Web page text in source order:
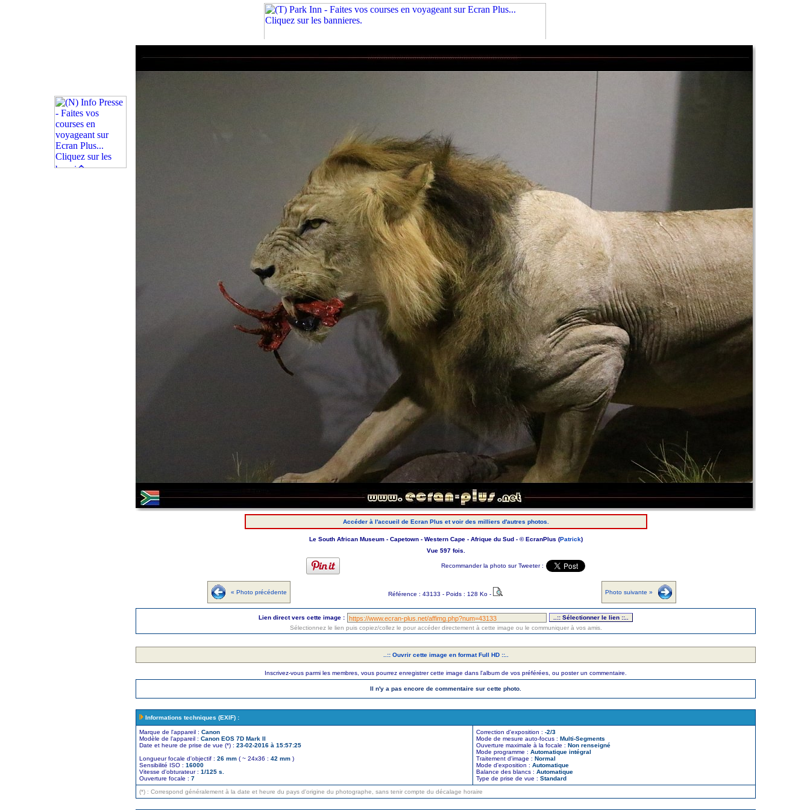
Accéder à l'accueil de Ecran Plus et voir des milliers d'autres photos.
Le South African Museum - Capetown - Western Cape - Afrique du Sud - © EcranPlus (Patrick)
Vue 597 fois.
Recommander la photo sur Tweeter :
« Photo précédente Référence : 43133 - Poids : 128 Ko - Photo suivante »
Lien direct vers cette image :
Sélectionnez le lien puis copiez/collez le pour accéder directement à cette image ou le communiquer à vos amis.
..:: Ouvrir cette image en format Full HD ::..
Inscrivez-vous parmi les membres, vous pourrez enregistrer cette image dans l'album de vos préférées, ou poster un commentaire.
Il n'y a pas encore de commentaire sur cette photo.
Informations techniques (EXIF) :
Marque de l'appareil : Canon
Modèle de l'appareil : Canon EOS 7D Mark II
Date et heure de prise de vue (*) : 23-02-2016 à 15:57:25
Longueur focale d'objectif : 26 mm ( ~ 24x36 : 42 mm )
Sensibilité ISO : 16000
Vitesse d'obturateur : 1/125 s.
Ouverture focale : 7
Correction d'exposition : -2/3
Mode de mesure auto-focus : Multi-Segments
Ouverture maximale à la focale : Non renseigné
Mode programme : Automatique intégral
Traitement d'image : Normal
Mode d'exposition : Automatique
Balance des blancs : Automatique
Type de prise de vue : Standard
(*) : Correspond généralement à la date et heure du pays d'origine du photographe, sans tenir compte du décalage horaire